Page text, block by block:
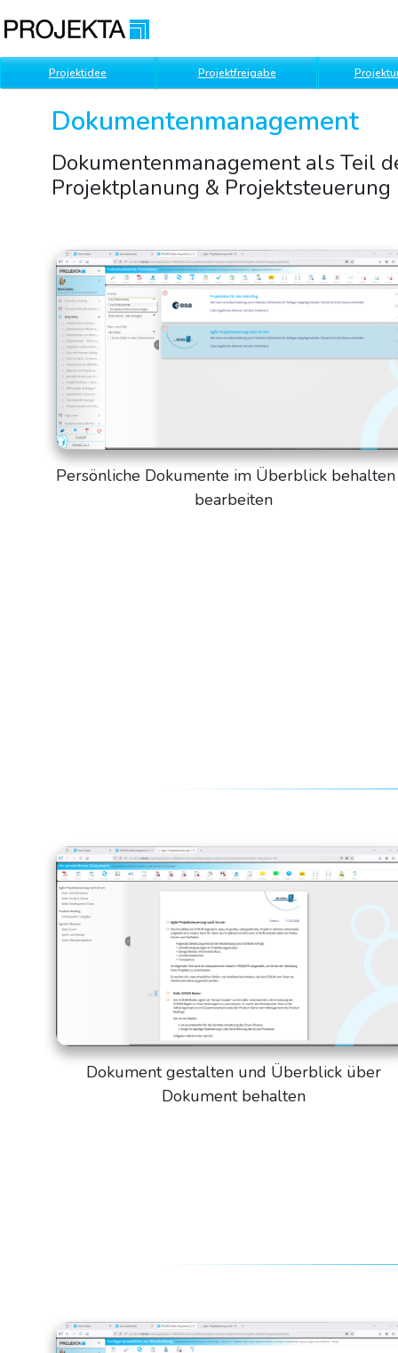
Projektidee Projektfreigabe
Dokumentenmanagement
Dokumentenmanagement als Teil
Projektplanung &
Persönliche Dokumente im Überblick
bearbeiten
Dokument gestalten und Überblick über
Dokument behalten